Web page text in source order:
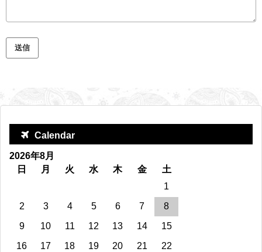
Calendar
2026年8月
日
月 火 水 木 金
土
1
2
3 4 5 6 7
8
9
10 11 12 13 14
15
16
17 18 19 20 21
22